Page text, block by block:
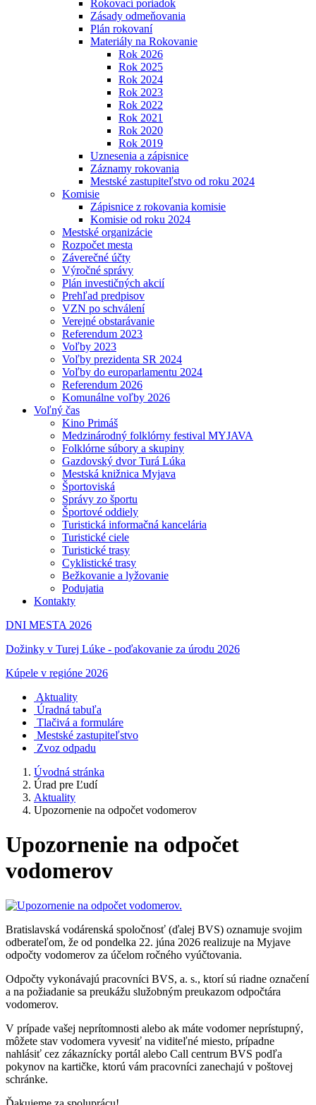
Rokovací poriadok
Zásady odmeňovania
Plán rokovaní
Materiály na Rokovanie
Rok 2026
Rok 2025
Rok 2024
Rok 2023
Rok 2022
Rok 2021
Rok 2020
Rok 2019
Uznesenia a zápisnice
Záznamy rokovania
Mestské zastupiteľstvo od roku 2024
Komisie
Zápisnice z rokovania komisie
Komisie od roku 2024
Mestské organizácie
Rozpočet mesta
Záverečné účty
Výročné správy
Plán investičných akcií
Prehľad predpisov
VZN po schválení
Verejné obstarávanie
Referendum 2023
Voľby 2023
Voľby prezidenta SR 2024
Voľby do europarlamentu 2024
Referendum 2026
Komunálne voľby 2026
Voľný čas
Kino Primáš
Medzinárodný folklórny festival MYJAVA
Folklórne súbory a skupiny
Gazdovský dvor Turá Lúka
Mestská knižnica Myjava
Športoviská
Správy zo športu
Športové oddiely
Turistická informačná kancelária
Turistické ciele
Turistické trasy
Cyklistické trasy
Bežkovanie a lyžovanie
Podujatia
Kontakty
DNI MESTA 2026
Dožinky v Turej Lúke - poďakovanie za úrodu 2026
Kúpele v regióne 2026
Aktuality
Úradná tabuľa
Tlačivá a formuláre
Mestské zastupiteľstvo
Zvoz odpadu
Úvodná stránka
Úrad pre Ľudí
Aktuality
Upozornenie na odpočet vodomerov
Upozornenie na odpočet
vodomerov
Bratislavská vodárenská spoločnosť (ďalej BVS) oznamuje svojim
odberateľom, že od pondelka 22. júna 2026 realizuje na Myjave
odpočty vodomerov za účelom ročného vyúčtovania.
Odpočty vykonávajú pracovníci BVS, a. s., ktorí sú riadne označení
a na požiadanie sa preukážu služobným preukazom odpočtára
vodomerov.
V prípade vašej neprítomnosti alebo ak máte vodomer neprístupný,
môžete stav vodomera vyvesiť na viditeľné miesto, prípadne
nahlásiť cez zákaznícky portál alebo Call centrum BVS podľa
pokynov na kartičke, ktorú vám pracovníci zanechajú v poštovej
schránke.